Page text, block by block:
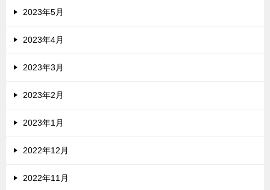
2023年5月
2023年4月
2023年3月
2023年2月
2023年1月
2022年12月
2022年11月